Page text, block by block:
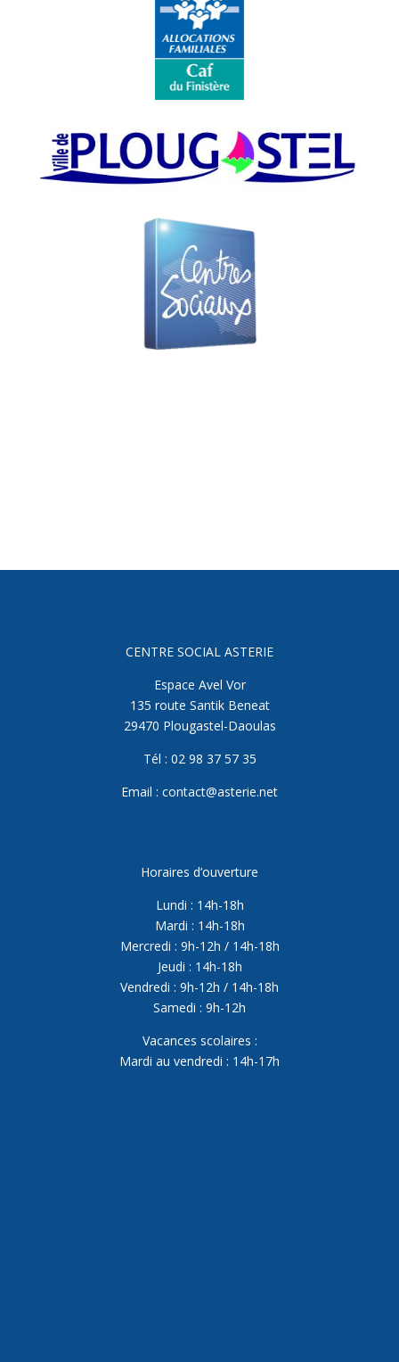
CENTRE SOCIAL ASTERIE
Espace Avel Vor
135 route Santik Beneat
29470 Plougastel-Daoulas
Tél : 02 98 37 57 35
Email : contact@asterie.net
Horaires d’ouverture
Lundi : 14h-18h
Mardi : 14h-18h
Mercredi : 9h-12h / 14h-18h
Jeudi : 14h-18h
Vendredi : 9h-12h / 14h-18h
Samedi : 9h-12h
Vacances scolaires :
Mardi au vendredi : 14h-17h